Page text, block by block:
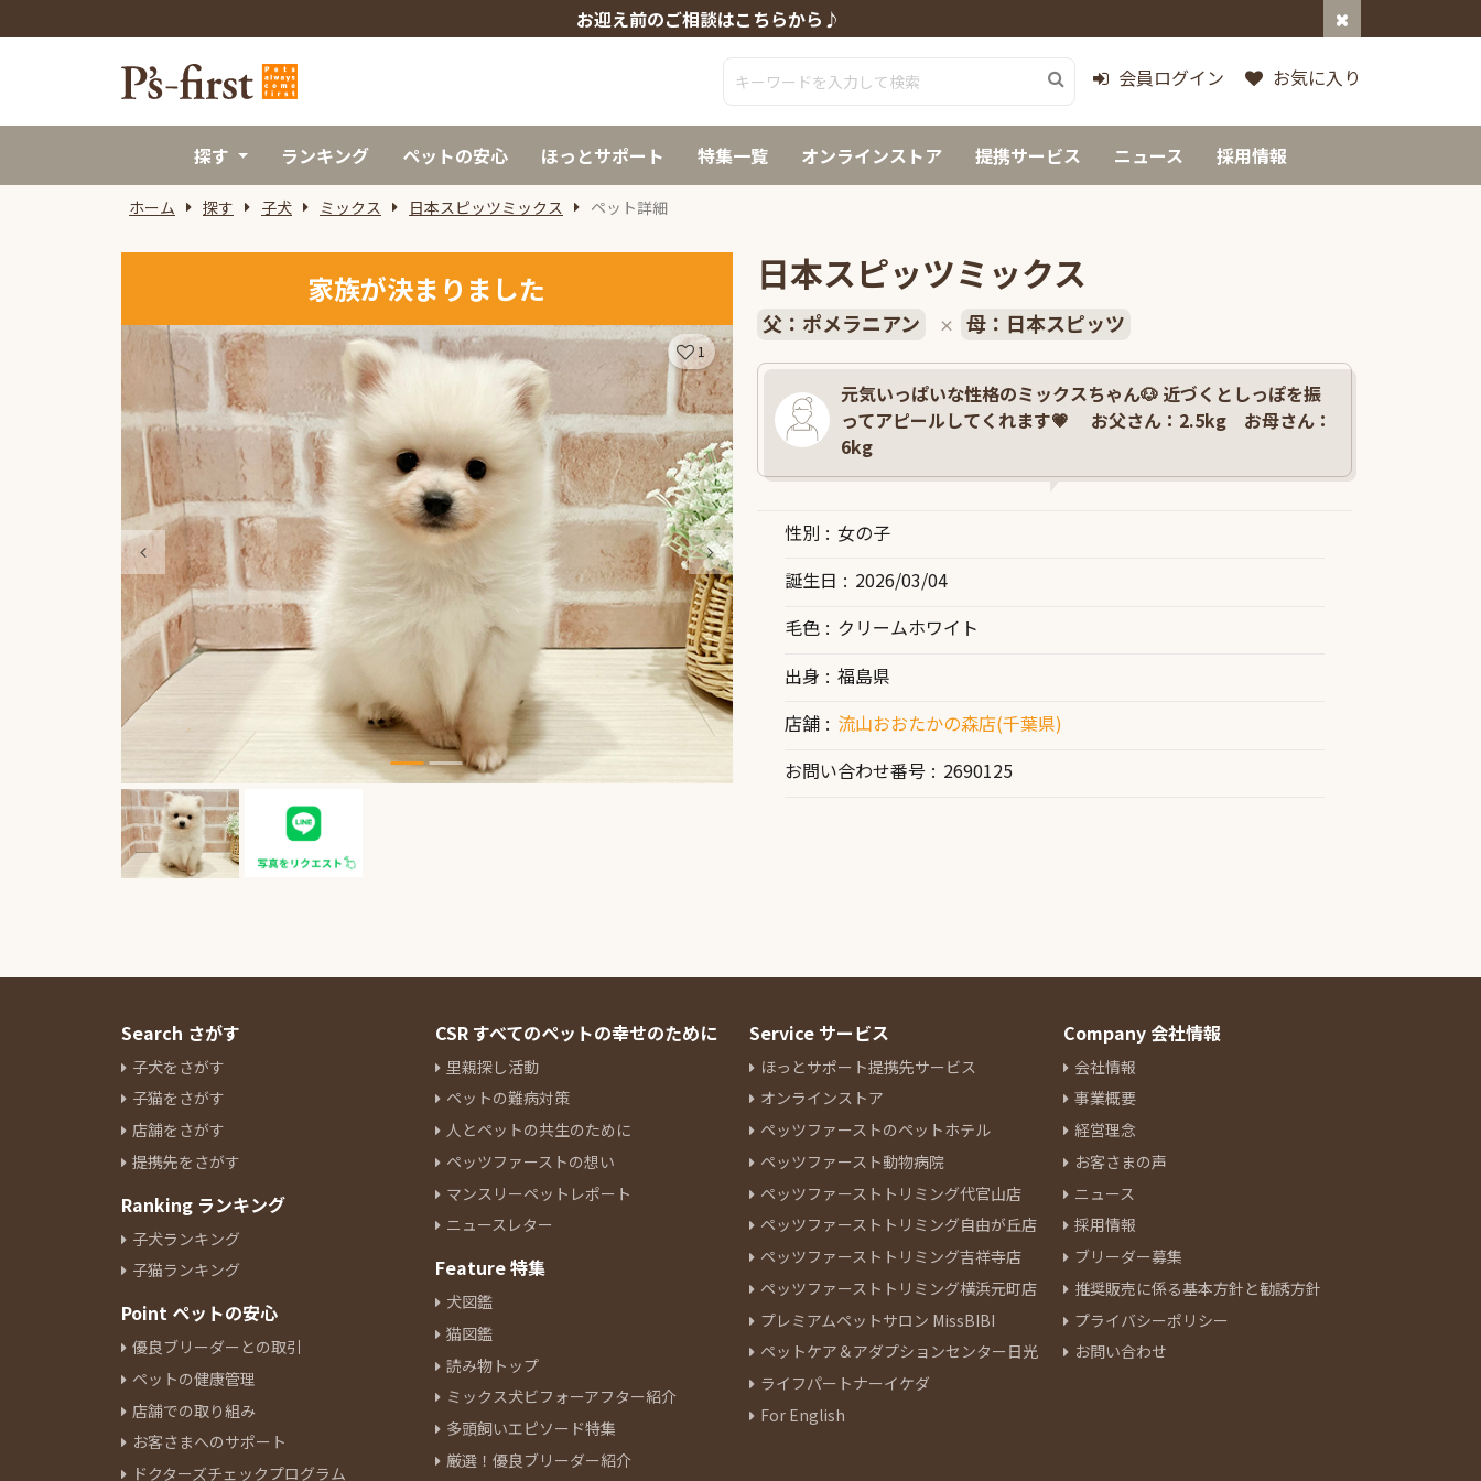
お迎え前のご相談はこちらから♪
会員ログイン お気に入り
探す ランキング ペットの安心 ほっとサポート 特集一覧 オンラインストア 提携サービス ニュース 採用情報
ホーム 探す 子犬 ミックス 日本スピッツミックス ペット詳細
家族が決まりました
1
日本スピッツミックス
父：ポメラニアン × 母：日本スピッツ
元気いっぱいな性格のミックスちゃん🐶 近づくとしっぽを振
ってアピールしてくれます💗 お父さん：2.5kg お母さん：
6kg
性別
女の子
誕生日
2026/03/04
毛色
クリームホワイト
出身
福島県
店舗
流山おおたかの森店(千葉県)
お問い合わせ番号
2690125
Search さがす
子犬をさがす
子猫をさがす
店舗をさがす
提携先をさがす
Ranking ランキング
子犬ランキング
子猫ランキング
Point ペットの安心
優良ブリーダーとの取引
ペットの健康管理
店舗での取り組み
お客さまへのサポート
ドクターズチェックプログラム
CSR すべてのペットの幸せのために
里親探し活動
ペットの難病対策
人とペットの共生のために
ペッツファーストの想い
マンスリーペットレポート
ニュースレター
Feature 特集
犬図鑑
猫図鑑
読み物トップ
ミックス犬ビフォーアフター紹介
多頭飼いエピソード特集
厳選！優良ブリーダー紹介
Service サービス
ほっとサポート提携先サービス
オンラインストア
ペッツファーストのペットホテル
ペッツファースト動物病院
ペッツファーストトリミング代官山店
ペッツファーストトリミング自由が丘店
ペッツファーストトリミング吉祥寺店
ペッツファーストトリミング横浜元町店
プレミアムペットサロン MissBIBI
ペットケア＆アダプションセンター日光
ライフパートナーイケダ
For English
Company 会社情報
会社情報
事業概要
経営理念
お客さまの声
ニュース
採用情報
ブリーダー募集
推奨販売に係る基本方針と勧誘方針
プライバシーポリシー
お問い合わせ